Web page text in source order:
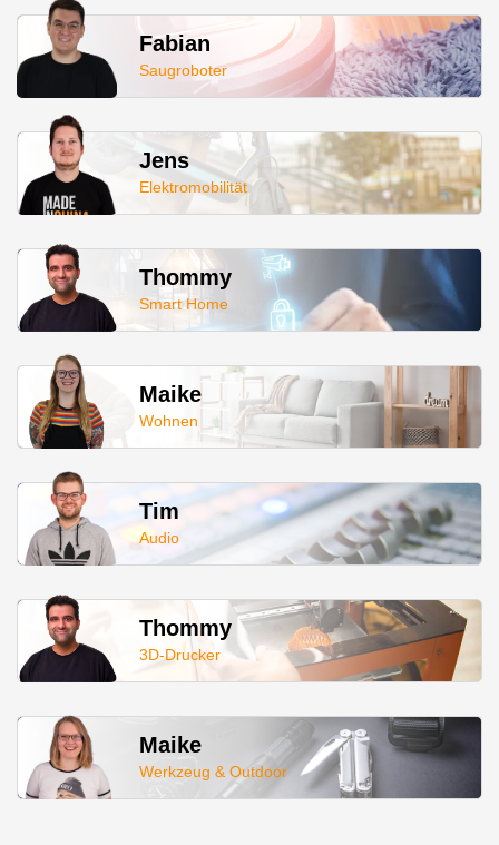
Fabian
Saugroboter
Jens
Elektromobilität
Thommy
Smart Home
Maike
Wohnen
Tim
Audio
Thommy
3D-Drucker
Maike
Werkzeug & Outdoor